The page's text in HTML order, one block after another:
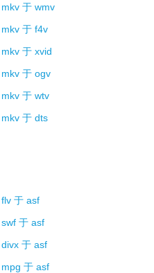
mkv 于 wmv
mkv 于 f4v
mkv 于 xvid
mkv 于 ogv
mkv 于 wtv
mkv 于 dts
flv 于 asf
swf 于 asf
divx 于 asf
mpg 于 asf